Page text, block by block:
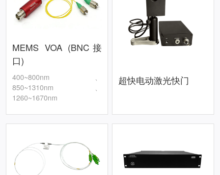
MEMS VOA (BNC接
口)
400~800nm、
850~1310nm、
1260~1670nm
超快电动激光快门